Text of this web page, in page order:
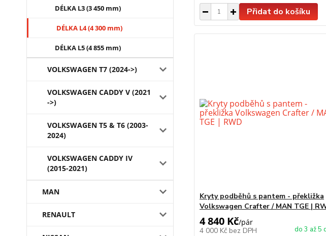
DÉLKA L3 (3 450 mm)
DÉLKA L4 (4 300 mm)
DÉLKA L5 (4 855 mm)
VOLKSWAGEN T7 (2024->)
VOLKSWAGEN CADDY V (2021
->)
VOLKSWAGEN T5 & T6 (2003-
2024)
VOLKSWAGEN CADDY IV
(2015-2021)
MAN
RENAULT
Přidat do košíku
Kryty podběhů s pantem - překližka
Volkswagen Crafter / MAN TGE |
4 840 Kč/pár
4 000 Kč bez DPH do 3 až 5